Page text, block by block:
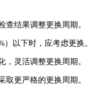
结果调整更换周期。
以下时，应考虑更换。
灵活调整更换周期。
更严格的更换周期。